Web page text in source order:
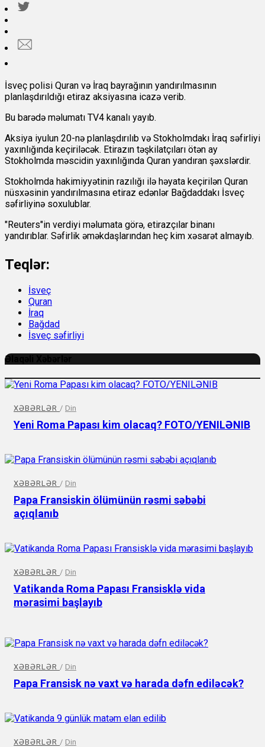
İsveç polisi Quran və İraq bayrağının yandırılmasının
planlaşdırıldığı etiraz aksiyasına icazə verib.
Bu barədə məlumatı TV4 kanalı yayıb.
Aksiya iyulun 20-nə planlaşdırılıb və Stokholmdakı İraq səfirliyi
yaxınlığında keçiriləcək. Etirazın təşkilatçıları ötən ay
Stokholmda məscidin yaxınlığında Quran yandıran şəxslərdir.
Stokholmda hakimiyyətinin razılığı ilə həyata keçirilən Quran
nüsxəsinin yandırılmasına etiraz edənlər Bağdaddakı İsveç
səfirliyinə soxulublar.
"Reuters"in verdiyi məlumata görə, etirazçılar binanı
yandırıblar. Səfirlik əməkdaşlarından heç kim xəsarət almayıb.
Teqlər:
İsveç
Quran
İraq
Bağdad
İsveç səfirliyi
Əlaqəli Xəbərlər
XƏBƏRLƏR / Din
Yeni Roma Papası kim olacaq? FOTO/YENILƏNIB
XƏBƏRLƏR / Din
Papa Fransiskin ölümünün rəsmi səbəbi
açıqlanıb
XƏBƏRLƏR / Din
Vatikanda Roma Papası Fransisklə vida
mərasimi başlayıb
XƏBƏRLƏR / Din
Papa Fransisk nə vaxt və harada dəfn ediləcək?
XƏBƏRLƏR / Din